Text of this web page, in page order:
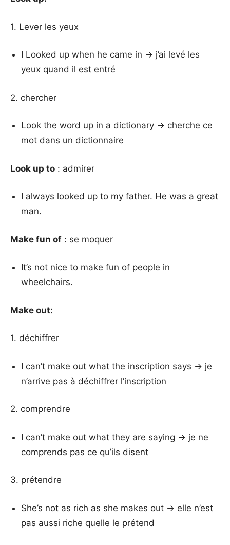
1. Lever les yeux
I Looked up when he came in → j’ai levé les
yeux quand il est entré
2. chercher
Look the word up in a dictionary → cherche ce
mot dans un dictionnaire
Look up to : admirer
I always looked up to my father. He was a great
man.
Make fun of : se moquer
It’s not nice to make fun of people in
wheelchairs.
Make out:
1. déchiffrer
I can’t make out what the inscription says → je
n’arrive pas à déchiffrer l’inscription
2. comprendre
I can’t make out what they are saying → je ne
comprends pas ce qu’ils disent
3. prétendre
She’s not as rich as she makes out → elle n’est
pas aussi riche quelle le prétend